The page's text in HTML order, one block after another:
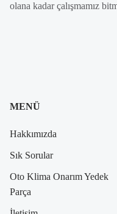
olana kadar çalışmamız
MENÜ
Hakkımızda
Sık Sorular
Oto Klima Onarım Yedek
Parça